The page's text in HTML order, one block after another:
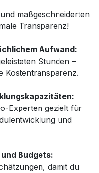
maßgeschneiderten
Transparenz!
Aufwand:
Stunden –
Kostentransparenz.
Experten gezielt für
und
Budgets:
damit du